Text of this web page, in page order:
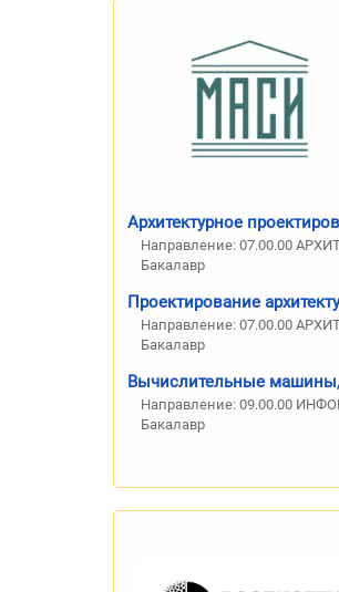
Архитектурное
Направление: 07.00.00
Бакалавр
Проектирование
Направление: 07.00.00
Бакалавр
Вычислительные
Направление: 09.00.00
Бакалавр